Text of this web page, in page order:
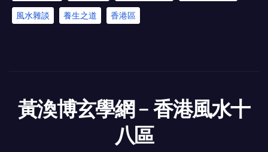
風水雜談 養生之道 香港區
黃渙博玄學網﹣香港風水十
八區